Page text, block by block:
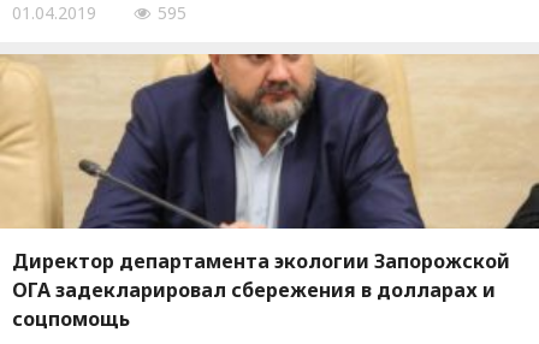
01.04.2019 595
Директор департамента экологии Запорожской
ОГА задекларировал сбережения в долларах и
соцпомощь